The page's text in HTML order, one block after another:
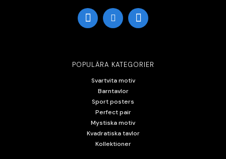
POPULÄRA KATEGORIER
Svartvita motiv
Barntavlor
Sport posters
Perfect pair
Mystiska motiv
Kvadratiska tavlor
Kollektioner